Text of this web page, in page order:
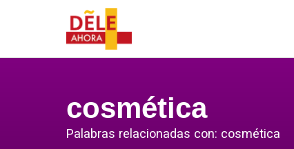
cosmética
Palabras relacionadas con: cosmética